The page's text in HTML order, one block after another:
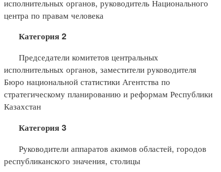
исполнительных органов, руководитель Национального
центра по правам человека
Категория 2
Председатели комитетов центральных
исполнительных органов, заместители руководителя
Бюро национальной статистики Агентства по
стратегическому планированию и реформам Республики
Казахстан
Категория 3
Руководители аппаратов акимов областей, городов
республиканского значения, столицы